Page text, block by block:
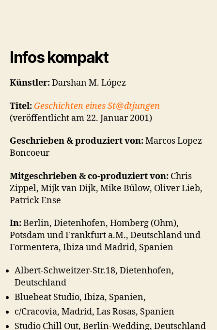
Infos kompakt
Künstler:Darshan M. López
Titel: Geschichten eines St@dtjungen
(veröffentlicht am 22. Januar 2001)
Geschrieben & produziert von:Marcos Lopez
Boncoeur
Mitgeschrieben & co-produziert von: Chris
Zippel, Mijk van Dijk, Mike Bülow, Oliver Lieb,
Patrick Ense
In:Berlin, Dietenhofen, Homberg (Ohm),
Potsdam und Frankfurt a.M., Deutschland und
Formentera, Ibiza und Madrid, Spanien
Albert-Schweitzer-Str.18, Dietenhofen,
Deutschland
Bluebeat Studio, Ibiza, Spanien,
c/Cracovia, Madrid, Las Rosas, Spanien
Studio Chill Out, Berlin-Wedding, Deutschland